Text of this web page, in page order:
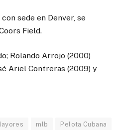
sede en Denver, se
Field.
Rolando Arrojo (2000)
Ariel Contreras (2009) y
mlb Pelota Cubana